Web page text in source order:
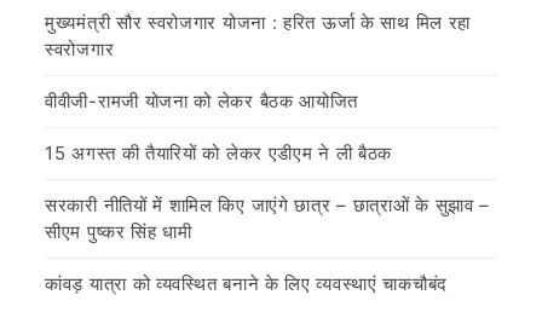
मुख्यमंत्री सौर स्वरोजगार योजना : हरित ऊर्जा के साथ मिल रहा
स्वरोजगार
वीवीजी-रामजी योजना को लेकर बैठक आयोजित
15 अगस्त की तैयारियों को लेकर एडीएम ने ली बैठक
सरकारी नीतियों में शामिल किए जाएंगे छात्र – छात्राओं के सुझाव –
सीएम पुष्कर सिंह धामी
कांवड़ यात्रा को व्यवस्थित बनाने के लिए व्यवस्थाएं चाकचौबंद